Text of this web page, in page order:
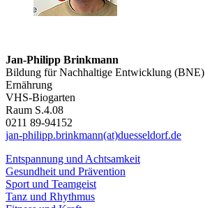
Jan-Philipp Brinkmann
Bildung für Nachhaltige Entwicklung (BNE)
Ernährung
VHS-Biogarten
Raum S.4.08
0211 89-94152
jan-philipp.brinkmann(at)duesseldorf.de
Entspannung und Achtsamkeit
Gesundheit und Prävention
Sport und Teamgeist
Tanz und Rhythmus